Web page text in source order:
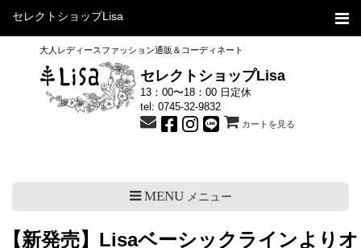
セレクトショップLisa
大人レディースファッション通販＆コーディネート
セレクトショップLisa
13：00〜18：00 日定休
tel: 0745-32-9832
カートを見る
MENUメニュー
【新発売】Lisaベーシックラインよりオ